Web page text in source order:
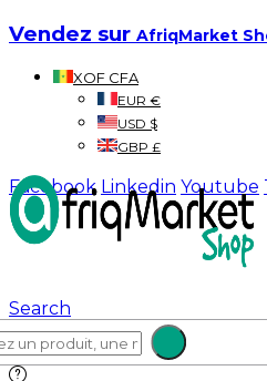
Vendez sur AfriqMarket
XOF CFA
EUR €
USD $
GBP £
Facebook Linkedin Youtube
Search